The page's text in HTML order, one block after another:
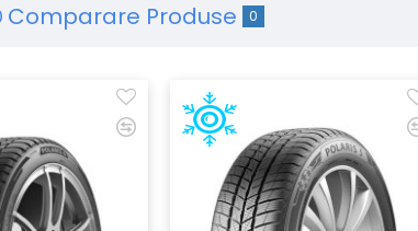
Comparare Produse 0